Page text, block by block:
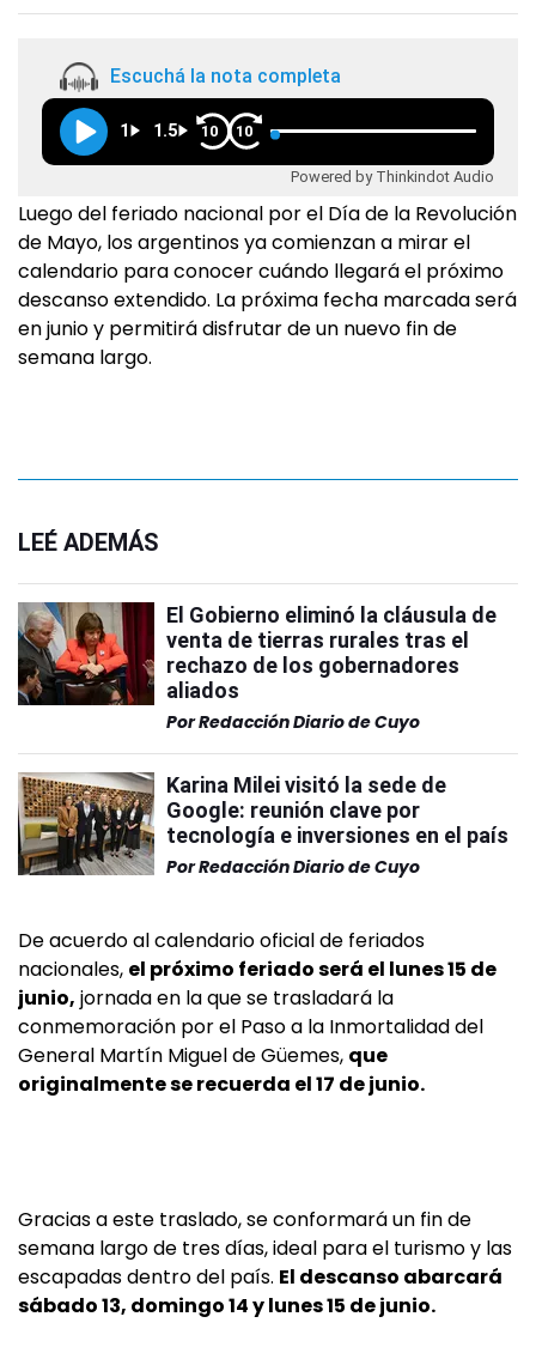
Escuchá la nota completa
1 1.5 10 10
Powered by Thinkindot Audio
Luego del feriado nacional por el Día de la Revolución
de Mayo, los argentinos ya comienzan a mirar el
calendario para conocer cuándo llegará el próximo
descanso extendido. La próxima fecha marcada será
en junio y permitirá disfrutar de un nuevo fin de
semana largo.
LEÉ ADEMÁS
El Gobierno eliminó la cláusula de
venta de tierras rurales tras el
rechazo de los gobernadores
aliados
PorRedacción Diario de Cuyo
Karina Milei visitó la sede de
Google: reunión clave por
tecnología e inversiones en el país
PorRedacción Diario de Cuyo
De acuerdo al calendario oficial de feriados
nacionales, el próximo feriado será el lunes 15 de
junio, jornada en la que se trasladará la
conmemoración por el Paso a la Inmortalidad del
General Martín Miguel de Güemes, que
originalmente se recuerda el 17 de junio.
Gracias a este traslado, se conformará un fin de
semana largo de tres días, ideal para el turismo y las
escapadas dentro del país. El descanso abarcará
sábado 13, domingo 14 y lunes 15 de junio.